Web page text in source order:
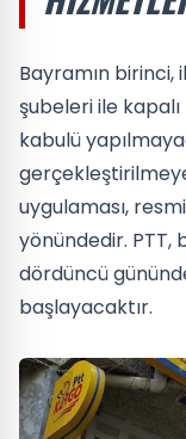
Bayramın birinci,
şubeleri ile
kabulü
uygulaması,
yönündedir. PTT,
dördüncü
başlayacaktır.